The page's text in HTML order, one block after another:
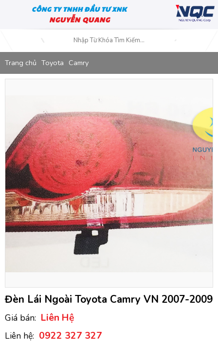
CÔNG TY TNHH ĐẦU TƯ XNK
NGUYỄN QUANG
Trang chủ Toyota Camry
Đèn Lái Ngoài Toyota Camry VN 2007-2009
Giá bán: Liên Hệ
Liên hệ: 0922 327 327